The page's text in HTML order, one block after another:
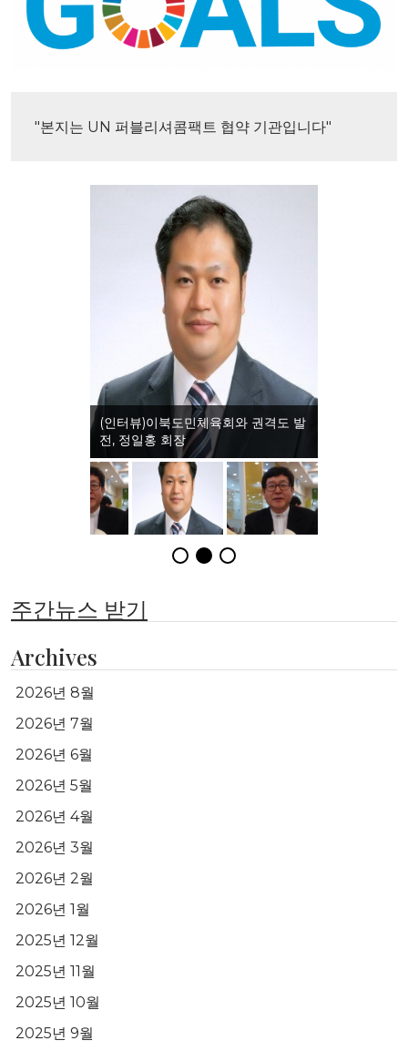
"본지는 UN 퍼블리셔콤팩트 협약 기관입니다"
(인터뷰)이북도민체육회와 권격도 발
전, 정일홍 회장
주간뉴스 받기
Archives
2026년 8월
2026년 7월
2026년 6월
2026년 5월
2026년 4월
2026년 3월
2026년 2월
2026년 1월
2025년 12월
2025년 11월
2025년 10월
2025년 9월